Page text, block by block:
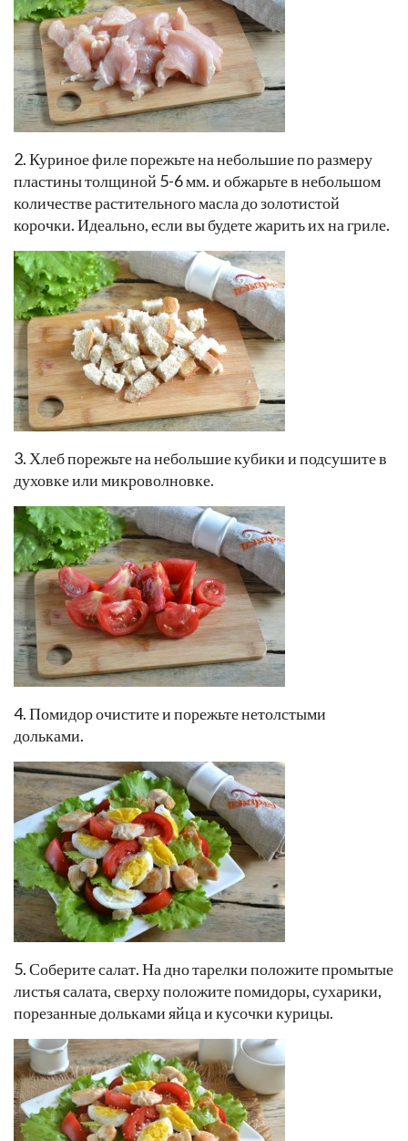
2. Куриное филе порежьте на небольшие по размеру
пластины толщиной 5-6 мм. и обжарьте в небольшом
количестве растительного масла до золотистой
корочки. Идеально, если вы будете жарить их на гриле.
3. Хлеб порежьте на небольшие кубики и подсушите в
духовке или микроволновке.
4. Помидор очистите и порежьте нетолстыми
дольками.
5. Соберите салат. На дно тарелки положите промытые
листья салата, сверху положите помидоры, сухарики,
порезанные дольками яйца и кусочки курицы.